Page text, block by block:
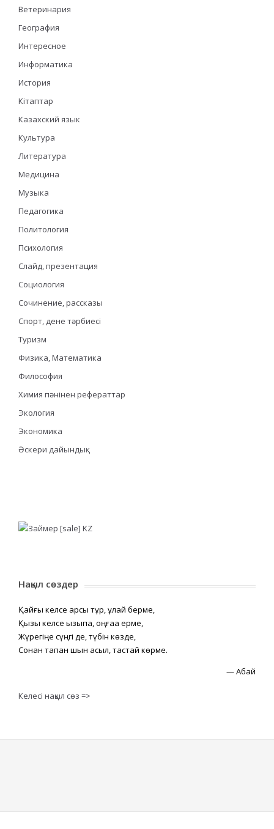
Ветеринария
География
Интересное
Информатика
История
Кітаптар
Казахский язык
Культура
Литература
Медицина
Музыка
Педагогика
Политология
Психология
Слайд, презентация
Социология
Сочинение, рассказы
Спорт, дене тәрбиесі
Туризм
Физика, Математика
Философия
Химия пәнінен рефераттар
Экология
Экономика
Әскери дайындық
Нақыл сөздер
Қайғы келсе қарсы тұр, құлай берме,
Қызық келсе қызықпа, оңғаққа ерме,
Жүрегіңе сүңгі де, түбін көзде,
Сонан тапқан шын асыл, тастай көрме.
—Абай
Келесі нақыл сөз =>